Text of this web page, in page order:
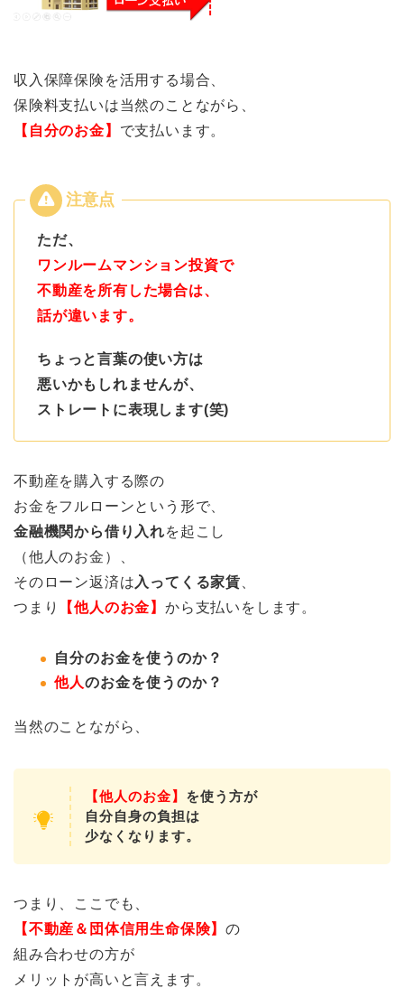
収入保障保険を活用する場合、
保険料支払いは当然のことながら、
【自分のお金】 で支払います。
ただ、
ワンルームマンション投資で
不動産を所有した場合は、
話が違います。
ちょっと言葉の使い方は
悪いかもしれませんが、
ストレートに表現します(笑)
不動産を購入する際の
お金をフルローンという形で、
金融機関から借り入れを起こし
（他人のお金）、
そのローン返済は 入ってくる家賃
つまり
【他人のお金】から支払いをします。
自分のお金を使うのか？
他人のお金を使うのか？
当然のことながら、
【他人のお金】 を使う方が
自分自身の負担は
少なくなります。
つまり、ここでも、
【不動産＆団体信用生命保険】の
組み合わせの方が
メリットが高いと言えます。